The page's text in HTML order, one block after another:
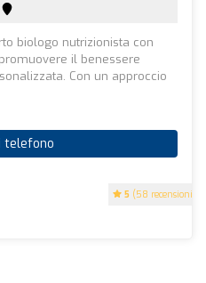
5 (58 recensioni)
biologo nutrizionista con
il benessere
Con un approccio
telefono